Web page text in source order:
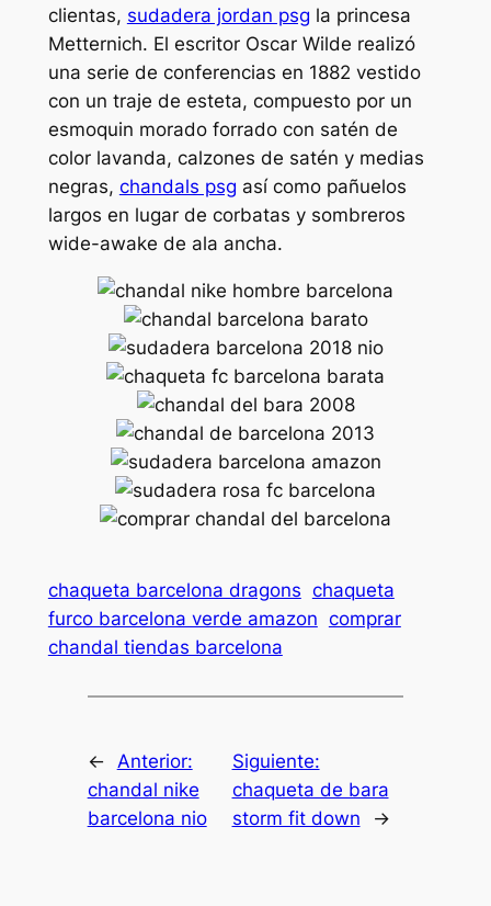
clientas, sudadera jordan psg la princesa
Metternich. El escritor Oscar Wilde realizó
una serie de conferencias en 1882 vestido
con un traje de esteta, compuesto por un
esmoquin morado forrado con satén de
color lavanda, calzones de satén y medias
negras, chandals psg así como pañuelos
largos en lugar de corbatas y sombreros
wide-awake de ala ancha.
chaqueta barcelona dragons chaqueta
furco barcelona verde amazon comprar
chandal tiendas barcelona
←
Anterior:
chandal nike
barcelona nio
Siguiente:
chaqueta de bara
storm fit down
→